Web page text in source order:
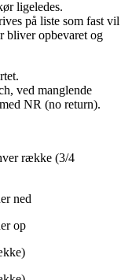
ligeledes.
på liste som fast vil
bliver opbevaret og
ved manglende
NR (no return).
række (3/4
ned
op